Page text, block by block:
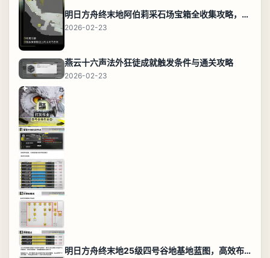
明日方舟终末地阿伯莉采石场宝箱全收集攻略，全点位分布图与路线
2026-02-23
燕云十六声法外狂徒成就触发条件与通关攻略
2026-02-23
明日方舟终末地25级四号谷地基地蓝图，高效布局规划